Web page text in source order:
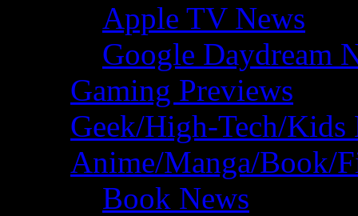
Apple TV News
Google Daydream
Gaming Previews
Geek/High-Tech/Kids
Anime/Manga/Book/
Book News